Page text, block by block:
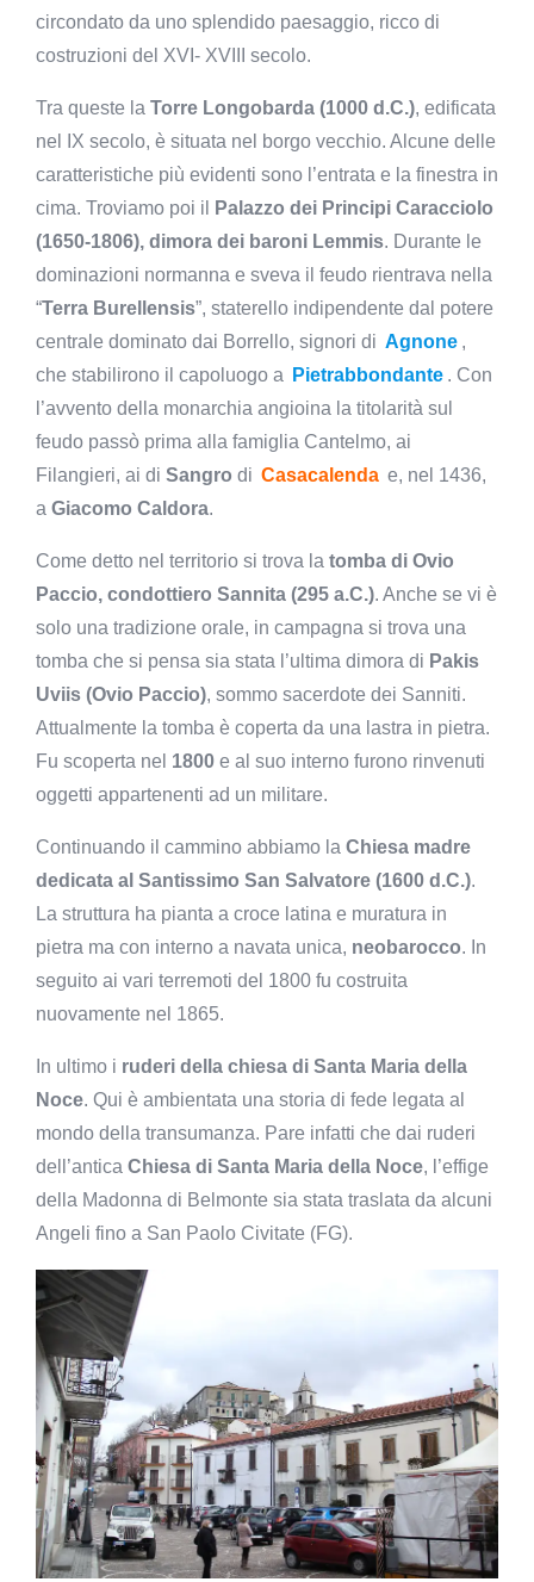
circondato da uno splendido paesaggio, ricco di
costruzioni del XVI- XVIII secolo.
Tra queste la Torre Longobarda (1000 d.C.), edificata
nel IX secolo, è situata nel borgo vecchio. Alcune delle
caratteristiche più evidenti sono l’entrata e la finestra in
cima. Troviamo poi il
Palazzo dei Principi Caracciolo
(1650-1806), dimora dei baroni Lemmis. Durante le
dominazioni normanna e sveva il feudo rientrava nella
“Terra Burellensis”, staterello indipendente dal potere
centrale dominato dai Borrello, signori di Agnone ,
che stabilirono il capoluogo a
Pietrabbondante . Con
l’avvento della monarchia angioina la titolarità sul
feudo passò prima alla famiglia Cantelmo, ai
Filangieri, ai di Sangro di Casacalenda e, nel 1436,
a Giacomo Caldora.
Come detto nel territorio si trova la tomba di Ovio
Paccio, condottiero Sannita (295 a.C.). Anche se vi è
solo una tradizione orale, in campagna si trova una
tomba che si pensa sia stata l’ultima dimora di Pakis
Uviis (Ovio Paccio), sommo sacerdote dei Sanniti.
Attualmente la tomba è coperta da una lastra in pietra.
Fu scoperta nel 1800 e al suo interno furono rinvenuti
oggetti appartenenti ad un militare.
Continuando il cammino abbiamo la Chiesa madre
dedicata al Santissimo San Salvatore (1600 d.C.).
La struttura ha pianta a croce latina e muratura in
pietra ma con interno a navata unica, neobarocco. In
seguito ai vari terremoti del 1800 fu costruita
nuovamente nel 1865.
In ultimo i ruderi della chiesa di Santa Maria della
Noce. Qui è ambientata una storia di fede legata al
mondo della transumanza. Pare infatti che dai ruderi
dell’antica Chiesa di Santa Maria della Noce, l’effige
della Madonna di Belmonte sia stata traslata da alcuni
Angeli fino a San Paolo Civitate (FG).